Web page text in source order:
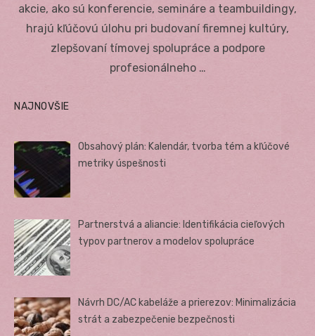
akcie, ako sú konferencie, semináre a teambuildingy,
hrajú kľúčovú úlohu pri budovaní firemnej kultúry,
zlepšovaní tímovej spolupráce a podpore
profesionálneho …
NAJNOVŠIE
Obsahový plán: Kalendár, tvorba tém a kľúčové
metriky úspešnosti
Partnerstvá a aliancie: Identifikácia cieľových
typov partnerov a modelov spolupráce
Návrh DC/AC kabeláže a prierezov: Minimalizácia
strát a zabezpečenie bezpečnosti